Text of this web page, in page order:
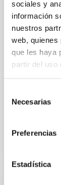
sociales y
información
nuestros
web, quienes
que les haya
partir del uso
Necesarias
Preferencias
Estadística
Disk
for
baryons
the...